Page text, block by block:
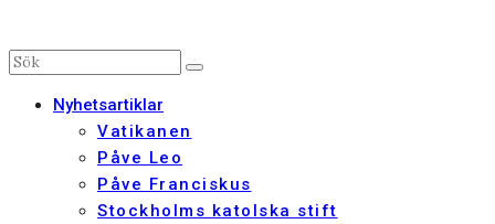
Nyhetsartiklar
Vatikanen
Påve Leo
Påve Franciskus
Stockholms katolska stift